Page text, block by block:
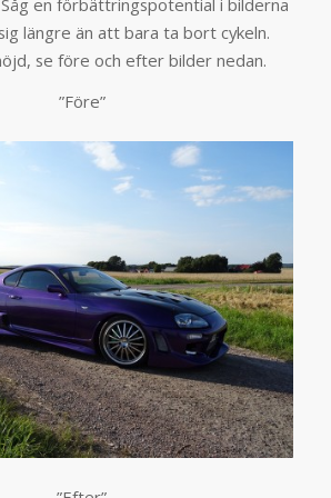
längre än att bara ta bort cykeln.
se före och efter bilder nedan.
”Före”